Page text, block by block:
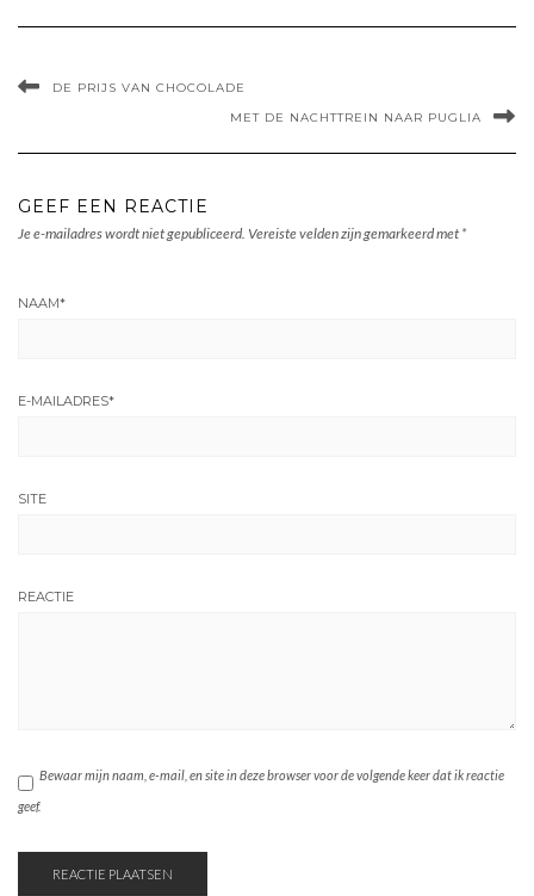
DE PRIJS VAN CHOCOLADE
MET DE NACHTTREIN NAAR PUGLIA
GEEF EEN REACTIE
Je e-mailadres wordt niet gepubliceerd. Vereiste velden zijn gemarkeerd met *
NAAM*
E-MAILADRES*
SITE
REACTIE
Bewaar mijn naam, e-mail, en site in deze browser voor de volgende keer dat ik reactie
geef.